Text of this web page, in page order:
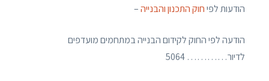
הודעות לפיחוק התכנון והבנייה–
הודעה לפי החוק לקידום הבנייה במתחמים מועדפים
לדיור………… 5064